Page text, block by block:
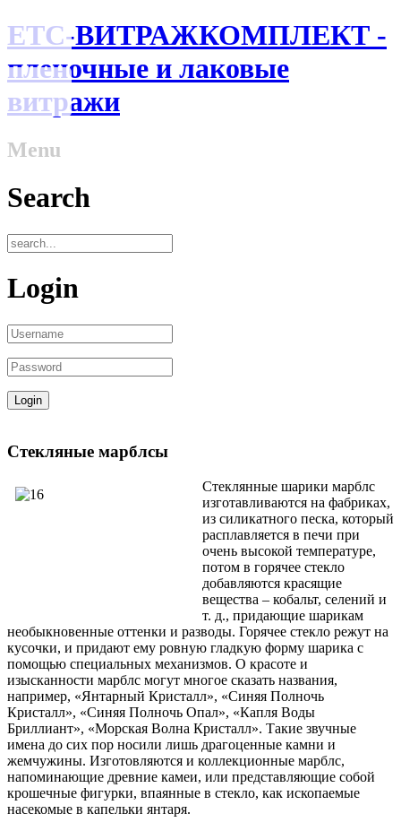
ЕТС-ВИТРАЖКОМПЛЕКТ -
пленочные и лаковые
витражи
Menu
Search
Login
Стекляные марблсы
Стеклянные шарики марблс
изготавливаются на фабриках,
из силикатного песка, который
расплавляется в печи при
очень высокой температуре,
потом в горячее стекло
добавляются красящие
вещества – кобальт, селений и
т. д., придающие шарикам
необыкновенные оттенки и разводы. Горячее стекло режут на
кусочки, и придают ему ровную гладкую форму шарика с
помощью специальных механизмов. О красоте и
изысканности марблс могут многое сказать названия,
например, «Янтарный Кристалл», «Синяя Полночь
Кристалл», «Синяя Полночь Опал», «Капля Воды
Бриллиант», «Морская Волна Кристалл». Такие звучные
имена до сих пор носили лишь драгоценные камни и
жемчужины. Изготовляются и коллекционные марблс,
напоминающие древние камеи, или представляющие собой
крошечные фигурки, впаянные в стекло, как ископаемые
насекомые в капельки янтаря.